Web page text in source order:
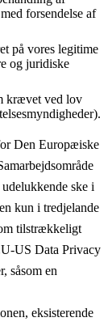
forsendelse af
på vores legitime
og juridiske
krævet ved lov
Den Europæiske
ske i
kun i tredjelande
tilstrækkeligt
US Data Privacy
såsom en
eksisterende